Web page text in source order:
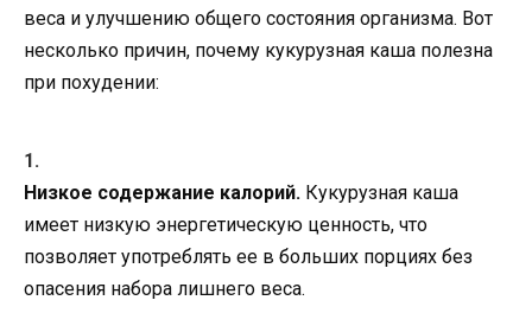
веса и улучшению общего состояния организма. Вот
несколько причин, почему кукурузная каша полезна
при похудении:
Низкое содержание калорий. Кукурузная каша
имеет низкую энергетическую ценность, что
позволяет употреблять ее в больших порциях без
опасения набора лишнего веса.